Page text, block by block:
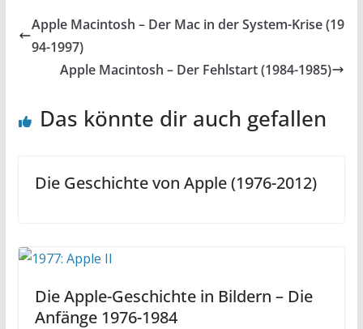
Apple Macintosh – Der Mac in der System-Krise (19
94-1997)
Apple Macintosh – Der Fehlstart (1984-1985)
Das könnte dir auch gefallen
Die Geschichte von Apple (1976-2012)
Die Apple-Geschichte in Bildern – Die
Anfänge 1976-1984